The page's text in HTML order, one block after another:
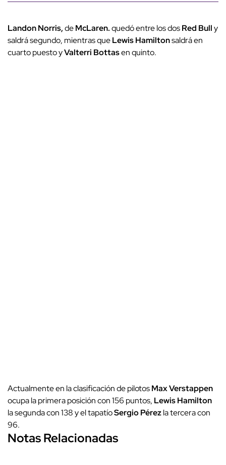
Landon Norris,deMcLaren.quedó entre los dosRed Bully
saldrá segundo, mientras queLewis Hamiltonsaldrá en
cuarto puesto yValterri Bottasen quinto.
Actualmente en la clasificación de pilotosMax Verstappen
ocupa la primera posición con 156 puntos, Lewis Hamilton
la segunda con 138 y el tapatíoSergio Pérezla tercera con
96.
Notas Relacionadas